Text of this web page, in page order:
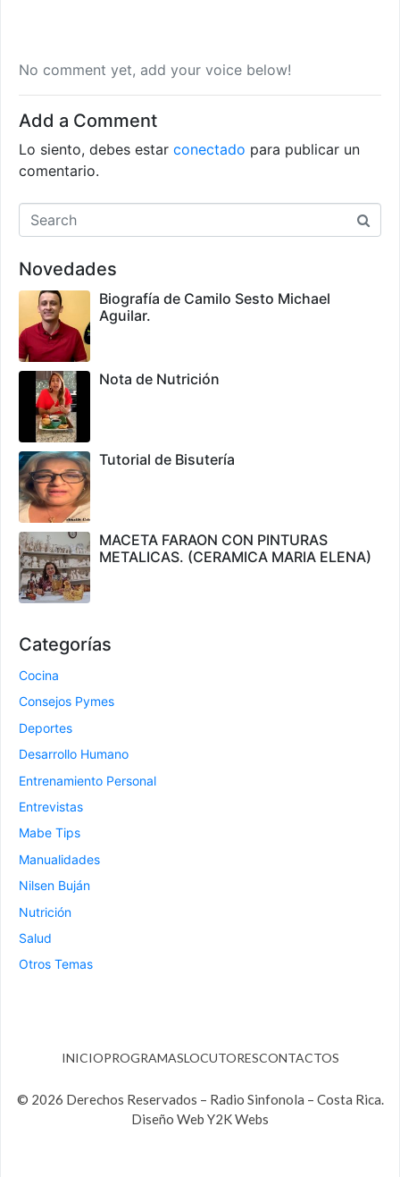
No comment yet, add your voice below!
Add a Comment
Lo siento, debes estar conectado para publicar un
comentario.
Novedades
Biografía de Camilo Sesto Michael
Aguilar.
Nota de Nutrición
Tutorial de Bisutería
MACETA FARAON CON PINTURAS
METALICAS. (CERAMICA MARIA ELENA)
Categorías
Cocina
Consejos Pymes
Deportes
Desarrollo Humano
Entrenamiento Personal
Entrevistas
Mabe Tips
Manualidades
Nilsen Buján
Nutrición
Salud
Otros Temas
INICIOPROGRAMASLOCUTORESCONTACTOS
© 2026 Derechos Reservados – Radio Sinfonola – Costa Rica.
Diseño Web Y2K Webs